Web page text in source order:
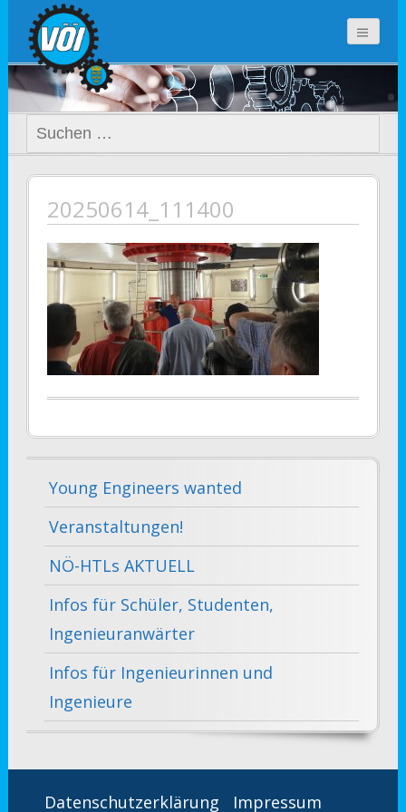
voi-noe.at
Suchen
nach:
20250614_111400
Young Engineers wanted
Veranstaltungen!
NÖ-HTLs AKTUELL
Infos für Schüler, Studenten,
Ingenieuranwärter
Infos für Ingenieurinnen und
Ingenieure
Datenschutzerklärung Impressum